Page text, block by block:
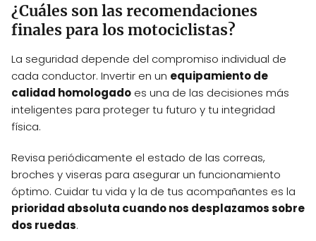
¿Cuáles son las recomendaciones
finales para los motociclistas?
La seguridad depende del compromiso individual de
cada conductor. Invertir en un equipamiento de
calidad homologado es una de las decisiones más
inteligentes para proteger tu futuro y tu integridad
física.
Revisa periódicamente el estado de las correas,
broches y viseras para asegurar un funcionamiento
óptimo. Cuidar tu vida y la de tus acompañantes es la
prioridad absoluta cuando nos desplazamos sobre
dos ruedas.